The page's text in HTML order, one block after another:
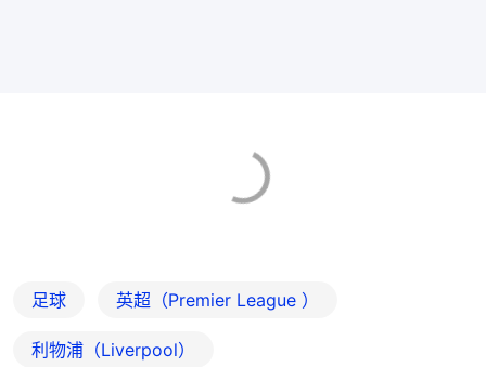
足球 英超（Premier League ）
利物浦（Liverpool）